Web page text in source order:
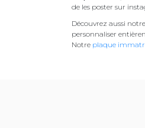
de les poster sur
Découvrez aussi
personnaliser
Notre plaque